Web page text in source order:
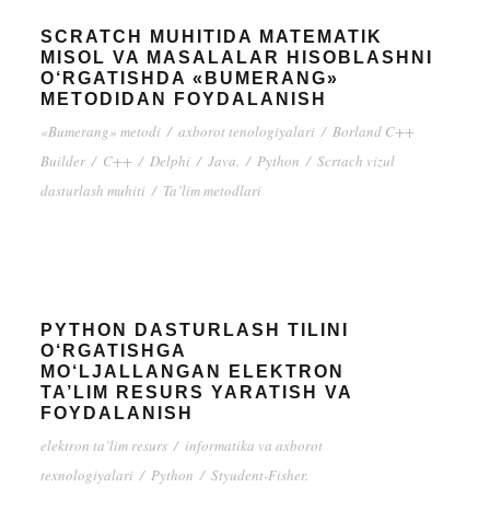
SCRATCH MUHITIDA MATEMATIK
MISOL VA MASALALAR HISOBLASHNI
O‘RGATISHDA «BUMERANG»
METODIDAN FOYDALANISH
«Bumerang» metodi / axborot tenologiyalari / Borland C++
Builder / C++ / Delphi / Java. / Python / Scrtach vizul
dasturlash muhiti / Ta’lim metodlari
PYTHON DASTURLASH TILINI
O‘RGATISHGA
MO‘LJALLANGAN ELEKTRON
TA’LIM RESURS YARATISH VA
FOYDALANISH
elektron ta’lim resurs / informatika va axborot
texnologiyalari / Python / Styudent-Fisher.